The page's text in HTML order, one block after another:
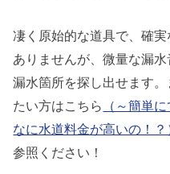
凄く原始的な道具で、確
ありませんが、微量な漏
漏水箇所を探し出せます
たい方はこちら
（～簡単
なに水道料金が高いの！？
参照ください！